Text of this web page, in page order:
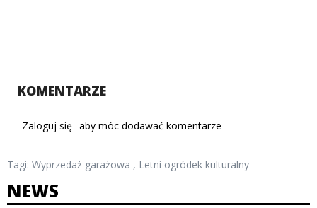
KOMENTARZE
Zaloguj się aby móc dodawać komentarze
Tagi: Wyprzedaż garażowa , Letni ogródek kulturalny
NEWS